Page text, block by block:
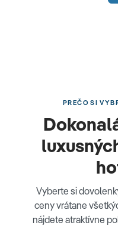
PREČO SI
Vyberte si
ceny vrátane
nájdete atraktívne